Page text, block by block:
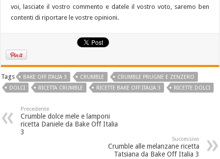
voi, lasciate il vostro commento e datele il vostro voto, saremo ben
contenti di riportare le vostre opinioni.
Tags BAKE OFF ITALIA 3 CRUMBLE
CRUMBLE PRUGNE E ZENZERO
DOLCI
RICETTA CRUMBLE RICETTE BAKE OFF ITALIA 3 RICETTE DOLCI
Precedente
Crumble dolce mele e lamponi
ricetta Daniele da Bake Off Italia
3
Successivo
Crumble alle melanzane ricetta
Tatsiana da Bake Off Italia 3